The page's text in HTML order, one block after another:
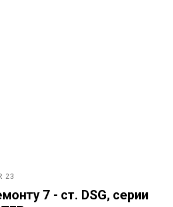
23
7 - ст. DSG, серии